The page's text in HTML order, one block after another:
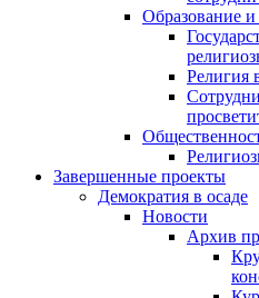
Образование и
Религия
Завершенные проекты
Демократия в осаде
Новости
Архив